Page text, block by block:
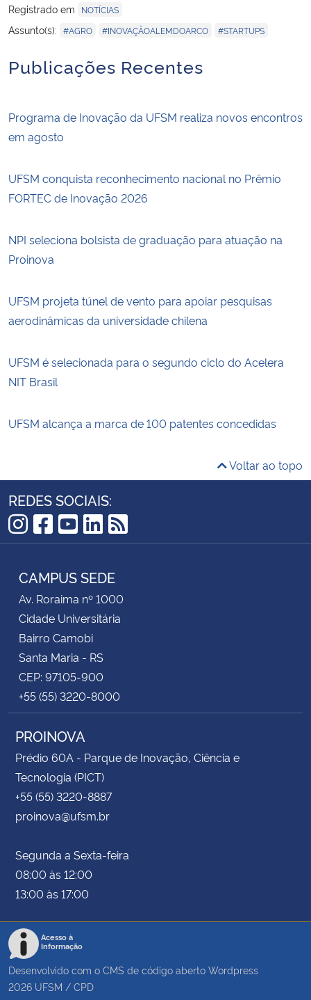
Registrado em
NOTÍCIAS
Assunto(s): #AGRO #INOVAÇÃOALEMDOARCO #STARTUPS
Publicações Recentes
Programa de Inovação da UFSM realiza novos encontros
em agosto
UFSM conquista reconhecimento nacional no Prêmio
FORTEC de Inovação 2026
NPI seleciona bolsista de graduação para atuação na
Proinova
UFSM projeta túnel de vento para apoiar pesquisas
aerodinâmicas da universidade chilena
UFSM é selecionada para o segundo ciclo do Acelera
NIT Brasil
UFSM alcança a marca de 100 patentes concedidas
Voltar ao topo
REDES SOCIAIS:
Instagram
Facebook
YouTube
LinkedIn
RSS
CAMPUS SEDE
Av. Roraima nº 1000
Cidade Universitária
Bairro Camobi
Santa Maria - RS
CEP: 97105-900
+55 (55) 3220-8000
PROINOVA
Prédio 60A - Parque de Inovação, Ciência e
Tecnologia (PICT)
+55 (55) 3220-8887
proinova@ufsm.br
Segunda a Sexta-feira
08:00 às 12:00
13:00 às 17:00
Acesso à
Informação
Desenvolvido com o CMS de código aberto Wordpress
2026 UFSM / CPD